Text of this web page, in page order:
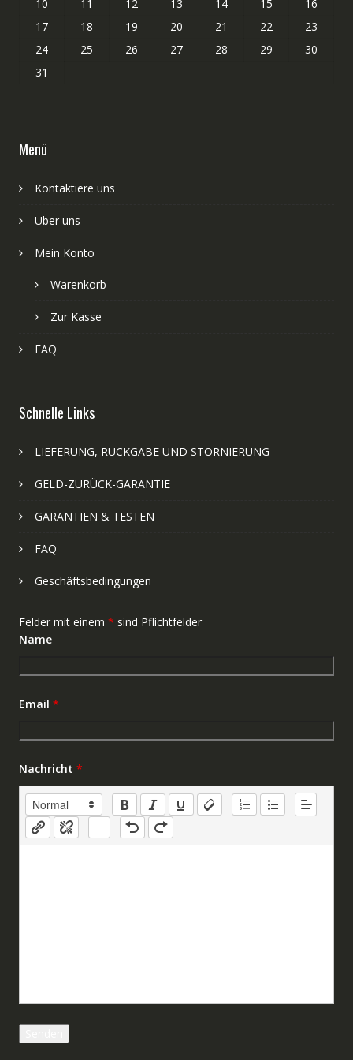
10
11 12 13 14 15
16
17
18 19 20 21 22
23
24
25 26 27 28 29
30
31
Menü
Kontaktiere uns
Über uns
Mein Konto
Warenkorb
Zur Kasse
FAQ
Schnelle Links
LIEFERUNG, RÜCKGABE UND STORNIERUNG
GELD-ZURÜCK-GARANTIE
GARANTIEN & TESTEN
FAQ
Geschäftsbedingungen
Felder mit einem * sind Pflichtfelder
Name
Email *
Nachricht *